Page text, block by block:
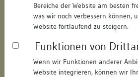
Bereiche der Website am besten
was wir noch verbessern können,
Website fortlaufend zu steigern.
Funktionen von
Wenn wir Funktionen anderer
Website integrieren, können wir
Straße:
Hausnummer: 1
Postleitzahl: 78462
Stadt-Teilort: